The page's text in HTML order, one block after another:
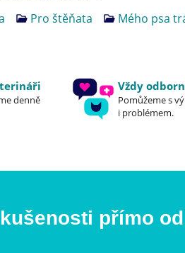
Pro štěňata Mého psa
denně
Vždy
Pomůžeme s
i problémem.
přímo od